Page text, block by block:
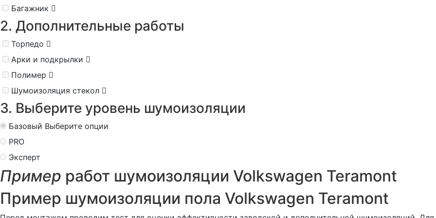
Багажник
2. Дополнительные работы
Торпедо
Арки и подкрылки
Полимер
Шумоизоляция стекол
3. Выберите уровень шумоизоляции
Базовый Выберите опции
PRO
Эксперт
Пример работ шумоизоляции Volkswagen Teramont
Пример шумоизоляции пола Volkswagen Teramont